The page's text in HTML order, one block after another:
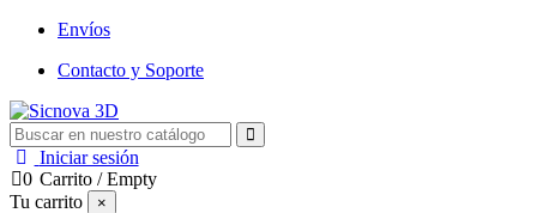
Envíos
Contacto y Soporte
Iniciar sesión
0 Carrito /Empty
Tu carrito
×